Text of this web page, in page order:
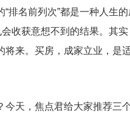
排名前列次”都是一种人生
收获意想不到的结果。其
来。买房，成家立业，是
天，焦点君给大家推荐三